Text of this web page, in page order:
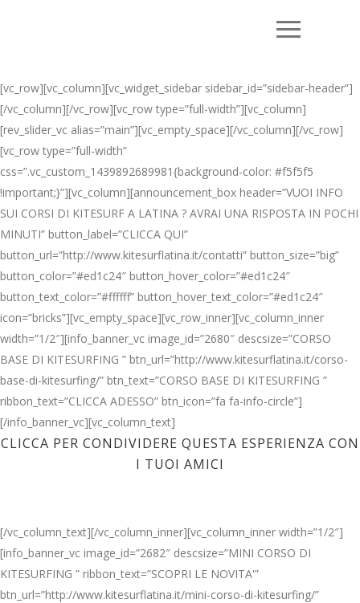
[vc_row][vc_column][vc_widget_sidebar sidebar_id=”sidebar-header”]
[/vc_column][/vc_row][vc_row type=”full-width”][vc_column]
[rev_slider_vc alias=”main”][vc_empty_space][/vc_column][/vc_row]
[vc_row type=”full-width”
css=”.vc_custom_1439892689981{background-color: #f5f5f5
!important;}”][vc_column][announcement_box header=”VUOI INFO
SUI CORSI DI KITESURF A LATINA ? AVRAI UNA RISPOSTA IN POCHI
MINUTI” button_label=”CLICCA QUI”
button_url=”http://www.kitesurflatina.it/contatti” button_size=”big”
button_color=”#ed1c24″ button_hover_color=”#ed1c24″
button_text_color=”#ffffff” button_hover_text_color=”#ed1c24″
icon=”bricks”][vc_empty_space][vc_row_inner][vc_column_inner
width=”1/2″][info_banner_vc image_id=”2680″ descsize=”CORSO
BASE DI KITESURFING ” btn_url=”http://www.kitesurflatina.it/corso-
base-di-kitesurfing/” btn_text=”CORSO BASE DI KITESURFING ”
ribbon_text=”CLICCA ADESSO” btn_icon=”fa fa-info-circle”]
[/info_banner_vc][vc_column_text]
CLICCA PER CONDIVIDERE QUESTA ESPERIENZA CON
I TUOI AMICI
[/vc_column_text][/vc_column_inner][vc_column_inner width=”1/2″]
[info_banner_vc image_id=”2682″ descsize=”MINI CORSO DI
KITESURFING ” ribbon_text=”SCOPRI LE NOVITA'”
btn_url=”http://www.kitesurflatina.it/mini-corso-di-kitesurfing/”